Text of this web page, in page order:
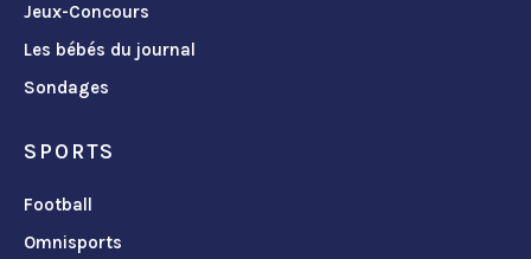
Jeux-Concours
Les bébés du journal
Sondages
SPORTS
Football
Omnisports